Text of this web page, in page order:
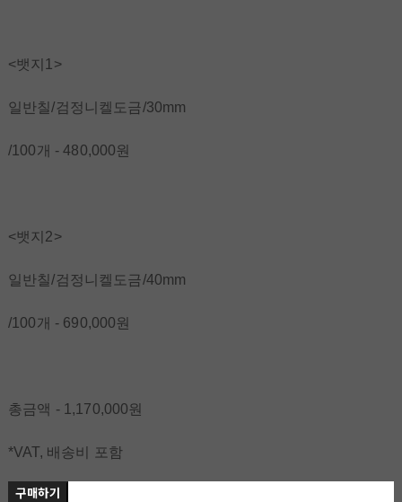
<뱃지1>
일반칠/검정니켈도금/30mm
/100개 - 480,000원
<뱃지2>
일반칠/검정니켈도금/40mm
/100개 - 690,000원
총금액 - 1,170,000원
*VAT, 배송비 포함
구매하기